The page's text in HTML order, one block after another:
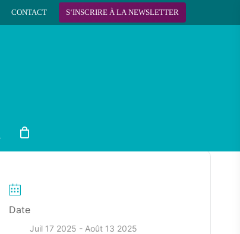
CONTACT S‘INSCRIRE À LA NEWSLETTER
search
Date
Juil 17 2025 - Août 13 2025